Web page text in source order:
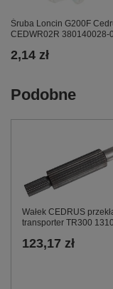
Śruba Loncin G200F
CEDWR02R 380140028-
2,14 zł
Podobne
Wałek CEDRUS
transporter TR300
123,17 zł